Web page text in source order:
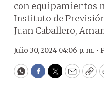
con equipamientos
Instituto de
Juan Caballero,
Julio 30, 2024 04:06 p. m. •
WhatsApp
Facebook
Twitter
Email